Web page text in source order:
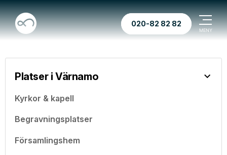
020-82 82 82
Platser i Värnamo
Kyrkor & kapell
Begravningsplatser
Församlingshem